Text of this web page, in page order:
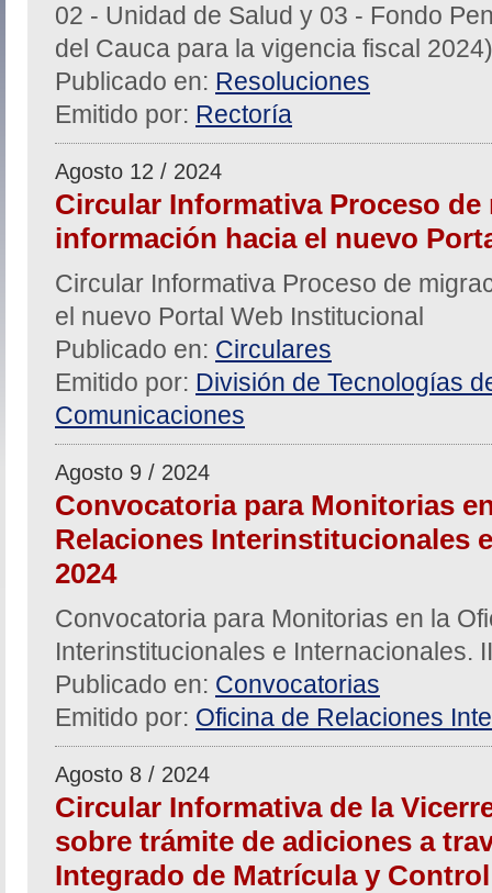
02 - Unidad de Salud y 03 - Fondo
del Cauca para la vigencia fiscal 2024)
Publicado en: Resoluciones
Emitido por: Rectoría
Agosto 12 / 2024
Circular Informativa Proceso de
información hacia el nuevo
Circular Informativa Proceso de
el nuevo Portal Web Institucional
Publicado en: Circulares
Emitido por: División de Tecnologías
Comunicaciones
Agosto 9 / 2024
Convocatoria para Monitorias
Relaciones Interinstitucionales
2024
Convocatoria para Monitorias en la
Interinstitucionales e Internacionales.
Publicado en: Convocatorias
Emitido por: Oficina de Relaciones
Agosto 8 / 2024
Circular Informativa de la
sobre trámite de adiciones a
Integrado de Matrícula y